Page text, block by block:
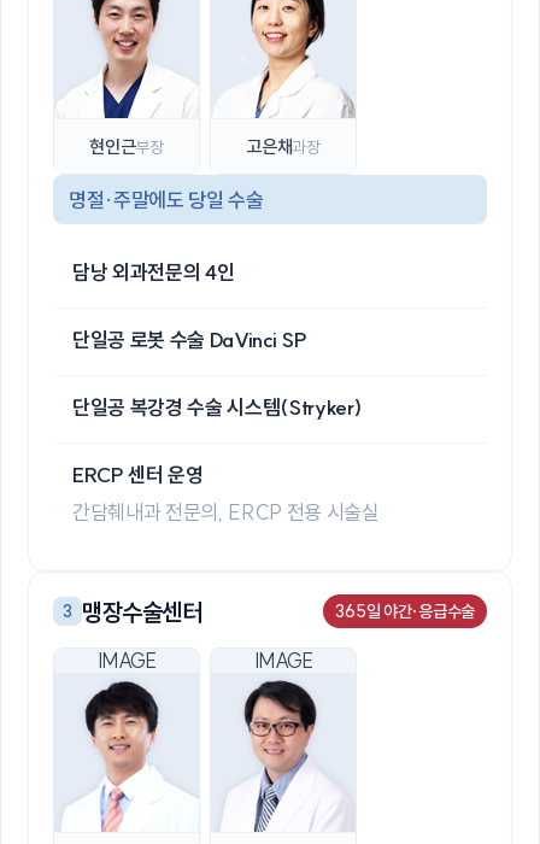
현인근부장 고은채과장
명절·주말에도 당일 수술
담낭 외과전문의 4인
단일공 로봇 수술 DaVinci SP
단일공 복강경 수술 시스템(Stryker)
ERCP 센터 운영
간담췌내과 전문의, ERCP 전용 시술실
3 맹장수술센터 365일 야간·응급수술